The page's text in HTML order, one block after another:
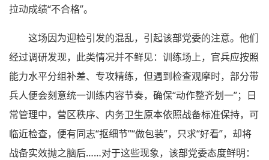
拉动成绩“不合格”。
这场因为迎检引发的混乱，引起该部党委的注意。他们
经过调研发现，此类情况并不鲜见：训练场上，官兵应按照
能力水平分组补差、专攻精练，但遇到检查观摩时，部分带
兵人便会刻意统一训练内容节奏，确保“动作整齐划一”；日
常管理中，营区秩序、内务卫生原本依照战备标准保持，可
临近检查，便有同志“抠细节”“做包装”，只求“好看”，却将
战备实效抛之脑后……对于这些现象，该部党委态度鲜明：